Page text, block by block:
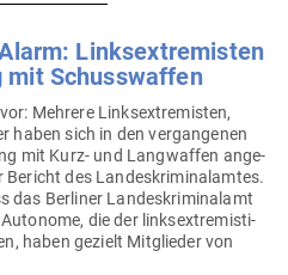
Links­extre­misten
mit Schusswaffen
Mehrere Links­extre­misten,
haben sich in den ver­gan­genen
mit Kurz- und Lang­waffen ange­
des Lan­des­kri­mi­nal­amtes.
das Ber­liner Lan­des­kri­mi­nalamt
die der links­extre­mis­ti­
haben gezielt Mit­glieder von